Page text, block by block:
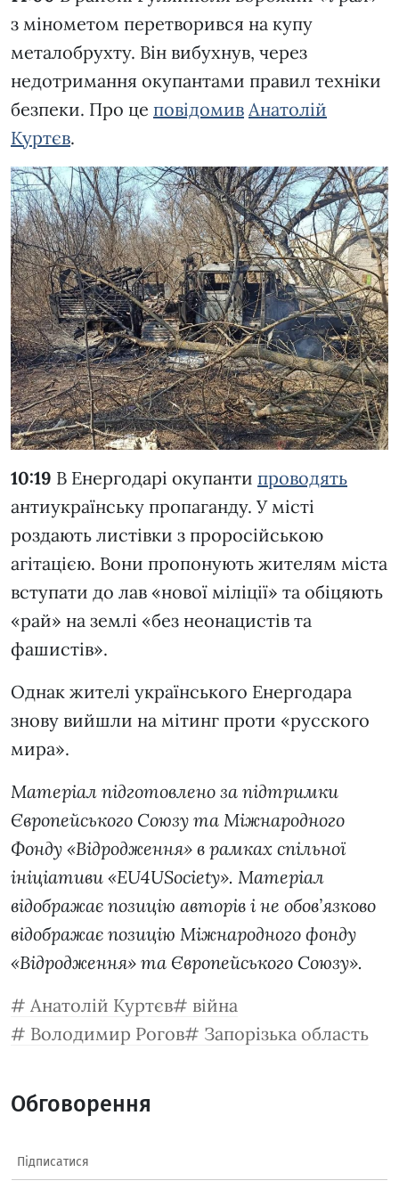
з мінометом перетворився на купу
металобрухту. Він вибухнув, через
недотримання окупантами правил техніки
безпеки. Про це повідомив Анатолій
Куртєв.
10:19 В Енергодарі окупанти проводять
антиукраїнську пропаганду. У місті
роздають листівки з проросійською
агітацією. Вони пропонують жителям міста
вступати до лав «нової міліції» та обіцяють
«рай» на землі «без неонацистів та
фашистів».
Однак жителі українського Енергодара
знову вийшли на мітинг проти «русского
мира».
Матеріал підготовлено за підтримки
Європейського Союзу та Міжнародного
Фонду «Відродження» в рамках спільної
ініціативи «EU4USociety». Матеріал
відображає позицію авторів і не обов’язково
відображає позицію Міжнародного фонду
«Відродження» та Європейського Союзу».
Анатолій Куртєв
війна
Володимир Рогов
Запорізька область
Обговорення
Підписатися